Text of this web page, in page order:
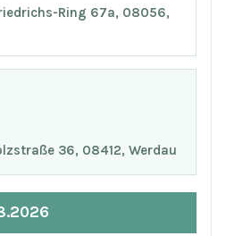
Ring 67a, 08056,
36, 08412, Werdau